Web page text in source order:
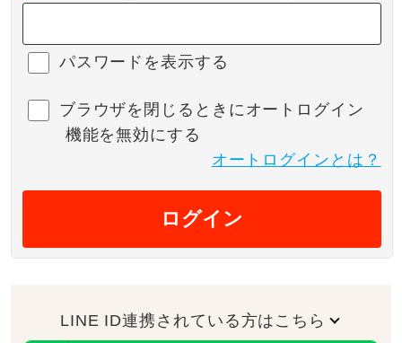
パスワードを表示する
ブラウザを閉じるときにオートログイン
機能を無効にする
オートログインとは？
ログイン
LINE ID連携されている方はこちら